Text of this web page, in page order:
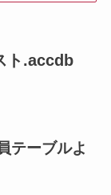
ト.accdb
テーブルよ